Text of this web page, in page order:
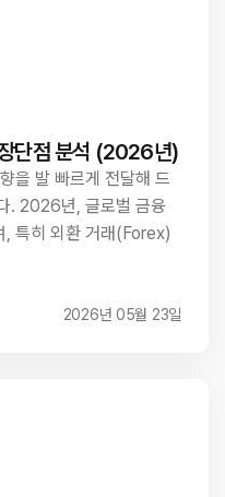
단점 분석 (2026년)
을 발 빠르게 전달해 드
. 2026년, 글로벌 금융
, 특히 외환 거래(Forex)
2026년 05월 23일